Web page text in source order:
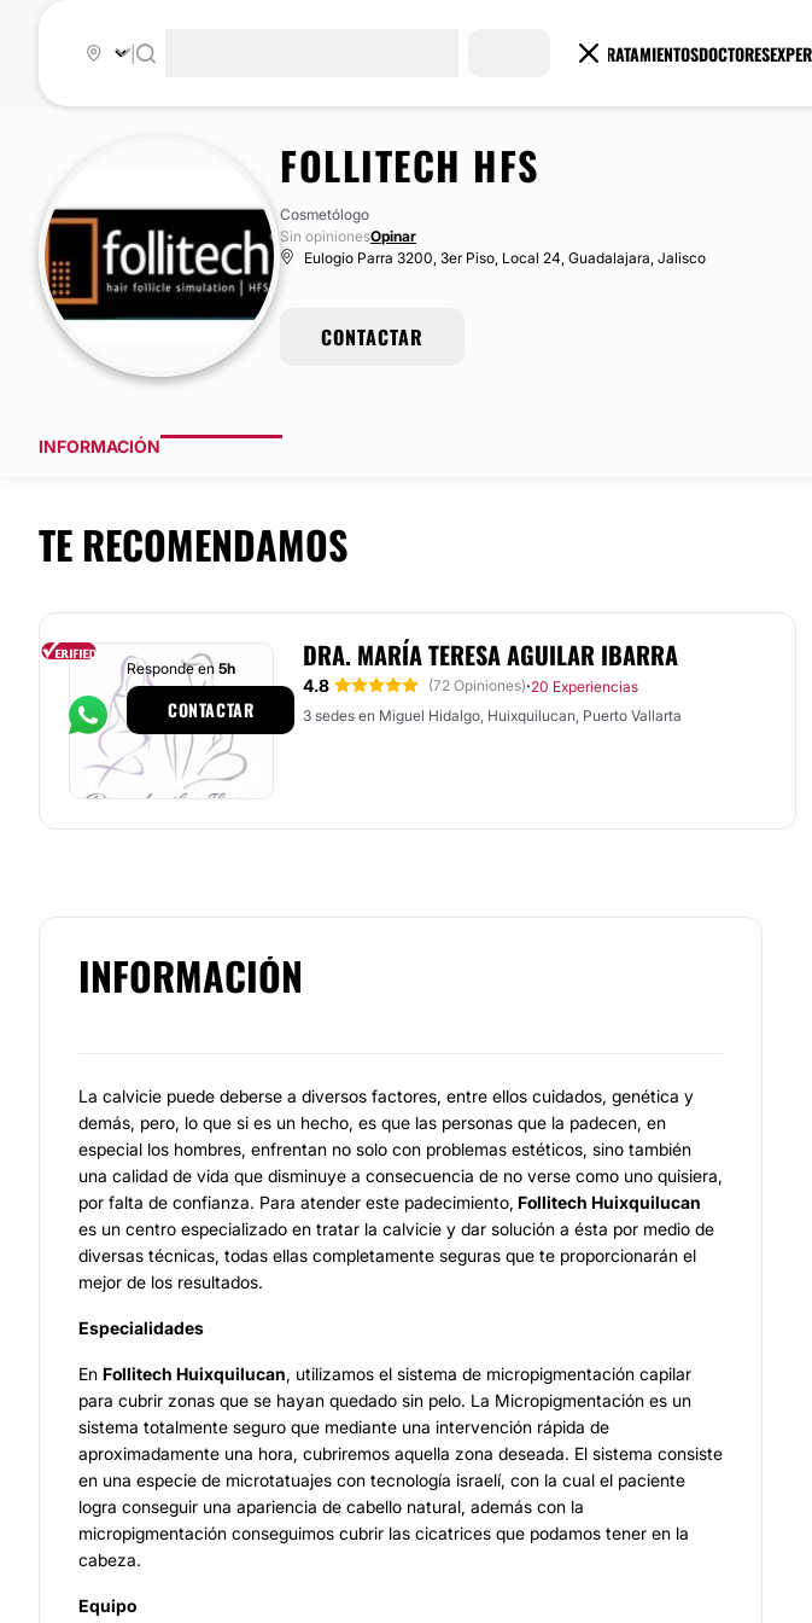
TRATAMIENTOSDOCTORES
FOLLITECH HFS
Cosmetólogo
Sin opinionesOpinar
Eulogio Parra 3200, 3er Piso, Local 24, Guadalajara, Jalisco
CONTACTAR
INFORMACIÓN
TE RECOMENDAMOS
DRA. MARÍA TERESA AGUILAR IBARRA
4.8 (72 Opiniones)·20 Experiencias
3 sedes en Miguel Hidalgo, Huixquilucan, Puerto Vallarta
Responde en 5h
CONTACTAR
INFORMACIÓN
La calvicie puede deberse a diversos factores, entre ellos cuidados, genética y
demás, pero, lo que si es un hecho, es que las personas que la padecen, en
especial los hombres, enfrentan no solo con problemas estéticos, sino también
una calidad de vida que disminuye a consecuencia de no verse como uno quisiera,
por falta de confianza. Para atender este padecimiento, Follitech Huixquilucan
es un centro especializado en tratar la calvicie y dar solución a ésta por medio de
diversas técnicas, todas ellas completamente seguras que te proporcionarán el
mejor de los resultados.
Especialidades
En Follitech Huixquilucan, utilizamos el sistema de micropigmentación capilar
para cubrir zonas que se hayan quedado sin pelo. La Micropigmentación es un
sistema totalmente seguro que mediante una intervención rápida de
aproximadamente una hora, cubriremos aquella zona deseada. El sistema consiste
en una especie de microtatuajes con tecnología israelí, con la cual el paciente
logra conseguir una apariencia de cabello natural, además con la
micropigmentación conseguimos cubrir las cicatrices que podamos tener en la
cabeza.
Equipo